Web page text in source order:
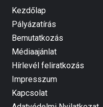
Kezdőlap
Pályázatírás
Bemutatkozás
Médiaajánlat
Hírlevél feliratkozás
Impresszum
Kapcsolat